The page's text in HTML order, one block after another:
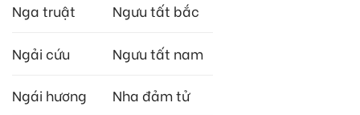
Nga truật Ngưu tất bắc
Ngải cứu Ngưu tất nam
Ngái hương Nha đảm tử